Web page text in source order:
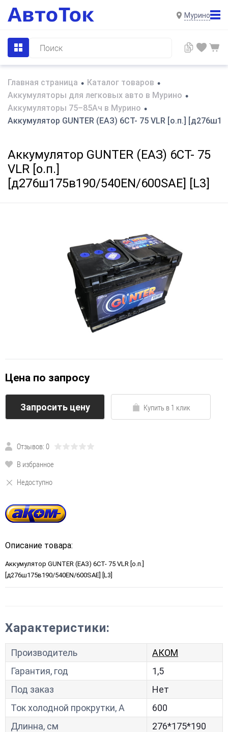
Мурино
Главная страница • Каталог товаров •
Аккумуляторы для легковых авто в Мурино •
Аккумуляторы 75–85Ач в Мурино •
Аккумулятор GUNTER (ЕАЗ) 6СТ- 75 VLR [о.п.]
Аккумулятор GUNTER (ЕАЗ) 6СТ- 75
VLR [о.п.]
[д276ш175в190/540EN/600SAE] [L3]
Цена по запросу
Запросить цену Купить в 1 клик
Отзывов: 0
В избранное
Недоступно
Описание товара:
Аккумулятор GUNTER (ЕАЗ) 6СТ- 75 VLR [о.п.]
[д276ш175в190/540EN/600SAE] [L3]
Характеристики:
Производитель
АКОМ
Гарантия, год
1,5
Под заказ
Нет
Ток холодной прокрутки, A
600
Длинна, см
276*175*190